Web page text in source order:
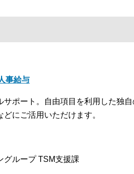
事給与
ポート。自由項目を利用した独
にご活用いただけます。
ループ TSM支援課